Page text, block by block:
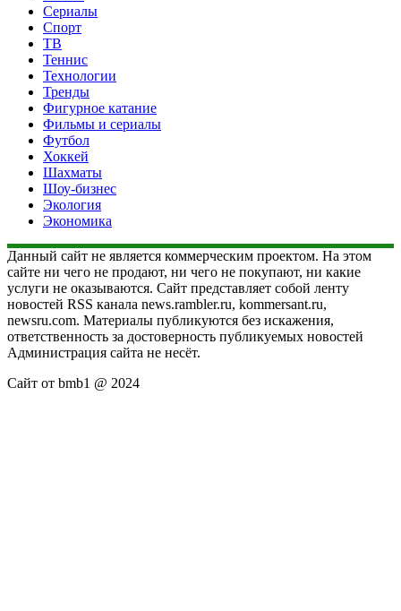
Сериалы
Спорт
ТВ
Теннис
Технологии
Тренды
Фигурное катание
Фильмы и сериалы
Футбол
Хоккей
Шахматы
Шоу-бизнес
Экология
Экономика
Данный сайт не является коммерческим проектом. На этом
сайте ни чего не продают, ни чего не покупают, ни какие
услуги не оказываются. Сайт представляет собой ленту
новостей RSS канала news.rambler.ru, kommersant.ru,
newsru.com. Материалы публикуются без искажения,
ответственность за достоверность публикуемых новостей
Администрация сайта не несёт.
Сайт от bmb1 @ 2024